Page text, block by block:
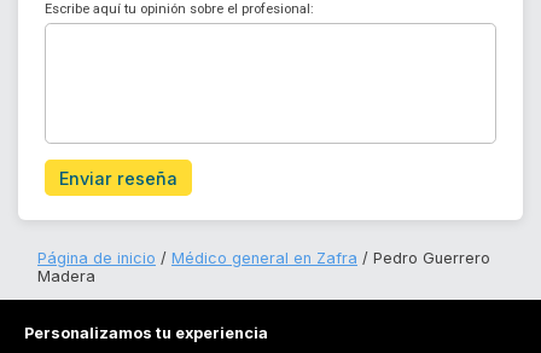
Escribe aquí tu opinión sobre el profesional:
Enviar reseña
Página de inicio Médico general en Zafra
Pedro Guerrero
Madera
Personalizamos tu experiencia